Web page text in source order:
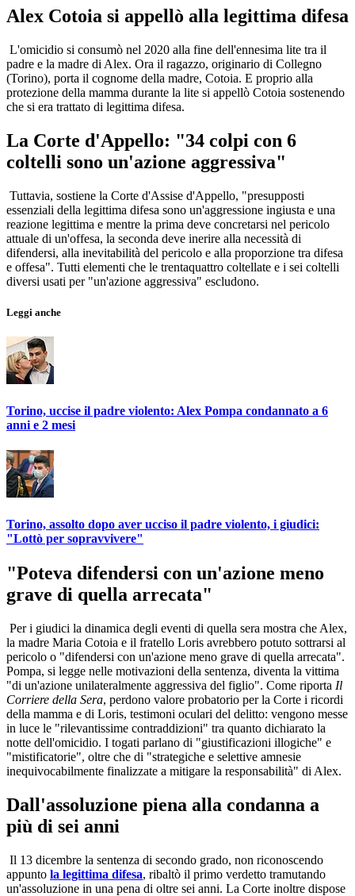
Alex Cotoia si appellò alla legittima difesa
L'omicidio si consumò nel 2020 alla fine dell'ennesima lite tra il
padre e la madre di Alex. Ora il ragazzo, originario di Collegno
(Torino), porta il cognome della madre, Cotoia. E proprio alla
protezione della mamma durante la lite si appellò Cotoia sostenendo
che si era trattato di legittima difesa.
La Corte d'Appello: "34 colpi con 6
coltelli sono un'azione aggressiva"
Tuttavia, sostiene la Corte d'Assise d'Appello, "presupposti
essenziali della legittima difesa sono un'aggressione ingiusta e una
reazione legittima e mentre la prima deve concretarsi nel pericolo
attuale di un'offesa, la seconda deve inerire alla necessità di
difendersi, alla inevitabilità del pericolo e alla proporzione tra difesa
e offesa". Tutti elementi che le trentaquattro coltellate e i sei coltelli
diversi usati per "un'azione aggressiva" escludono.
Leggi anche
Torino, uccise il padre violento: Alex Pompa condannato a 6
anni e 2 mesi
Torino, assolto dopo aver ucciso il padre violento, i giudici:
"Lottò per sopravvivere"
"Poteva difendersi con un'azione meno
grave di quella arrecata"
Per i giudici la dinamica degli eventi di quella sera mostra che Alex,
la madre Maria Cotoia e il fratello Loris avrebbero potuto sottrarsi al
pericolo o "difendersi con un'azione meno grave di quella arrecata".
Pompa, si legge nelle motivazioni della sentenza, diventa la vittima
"di un'azione unilateralmente aggressiva del figlio". Come riporta Il
Corriere della Sera, perdono valore probatorio per la Corte i ricordi
della mamma e di Loris, testimoni oculari del delitto: vengono messe
in luce le "rilevantissime contraddizioni" tra quanto dichiarato la
notte dell'omicidio. I togati parlano di "giustificazioni illogiche" e
"mistificatorie", oltre che di "strategiche e selettive amnesie
inequivocabilmente finalizzate a mitigare la responsabilità" di Alex.
Dall'assoluzione piena alla condanna a
più di sei anni
Il 13 dicembre la sentenza di secondo grado, non riconoscendo
appunto la legittima difesa, ribaltò il primo verdetto tramutando
un'assoluzione in una pena di oltre sei anni. La Corte inoltre dispose